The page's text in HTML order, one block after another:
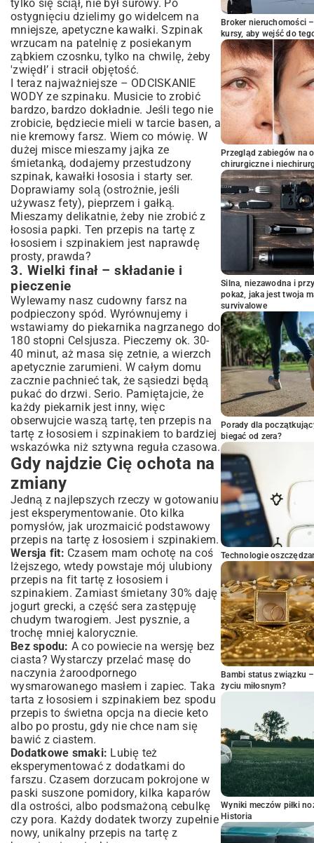
tylko się ściął, nie był surowy. Po
ostygnięciu dzielimy go widelcem na
mniejsze, apetyczne kawałki. Szpinak
wrzucam na patelnię z posiekanym
ząbkiem czosnku, tylko na chwilę, żeby
'zwiędł’ i stracił objętość.
I teraz najważniejsze – ODCISKANIE
WODY ze szpinaku. Musicie to zrobić
bardzo, bardzo dokładnie. Jeśli tego nie
zrobicie, będziecie mieli w tarcie basen, a
nie kremowy farsz. Wiem co mówię. W
dużej misce mieszamy jajka ze
śmietanką, dodajemy przestudzony
szpinak, kawałki łososia i starty ser.
Doprawiamy solą (ostrożnie, jeśli
używasz fety), pieprzem i gałką.
Mieszamy delikatnie, żeby nie zrobić z
łososia papki. Ten przepis na tartę z
łososiem i szpinakiem jest naprawdę
prosty, prawda?
3. Wielki finał – składanie i
pieczenie
Wylewamy nasz cudowny farsz na
podpieczony spód. Wyrównujemy i
wstawiamy do piekarnika nagrzanego do
180 stopni Celsjusza. Pieczemy ok. 30-
40 minut, aż masa się zetnie, a wierzch
apetycznie zarumieni. W całym domu
zacznie pachnieć tak, że sąsiedzi będą
pukać do drzwi. Serio. Pamiętajcie, że
każdy piekarnik jest inny, więc
obserwujcie waszą tartę, ten przepis na
tartę z łososiem i szpinakiem to bardziej
wskazówka niż sztywna reguła czasowa.
Gdy najdzie Cię ochota na
zmiany
Jedną z najlepszych rzeczy w gotowaniu
jest eksperymentowanie. Oto kilka
pomysłów, jak urozmaicić podstawowy
przepis na tartę z łososiem i szpinakiem.
Wersja fit: Czasem mam ochotę na coś
lżejszego, wtedy powstaje mój ulubiony
przepis na fit tartę z łososiem i
szpinakiem. Zamiast śmietany 30% daję
jogurt grecki, a część sera zastępuję
chudym twarogiem. Jest pysznie, a
trochę mniej kalorycznie.
Bez spodu: A co powiecie na wersję bez
ciasta? Wystarczy przelać masę do
naczynia żaroodpornego
wysmarowanego masłem i zapiec. Taka
tarta z łososiem i szpinakiem bez spodu
przepis to świetna opcja na diecie keto
albo po prostu, gdy nie chce nam się
bawić z ciastem.
Dodatkowe smaki: Lubię też
eksperymentować z dodatkami do
farszu. Czasem dorzucam pokrojone w
paski suszone pomidory, kilka kaparów
dla ostrości, albo podsmażoną cebulkę
czy pora. Każdy dodatek tworzy zupełnie
nowy, unikalny przepis na tartę z
Broker nieruchomości
kursy, aby wejść do
Przegląd zabiegów na
chirurgiczne i
Silna, niezawodna i
pokaż, jaka jest twoja
survivalowe
Porady dla
biegać od zera?
Technologie
Bambi status związku
życiu miłosnym?
Wyniki meczów piłki
Historia